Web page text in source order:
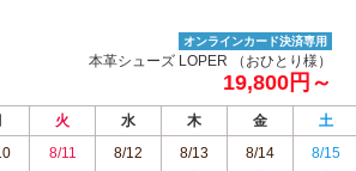
オンラインカード決済専用
本革シューズ LOPER （おひとり様）
19,800円～
火 水 木 金
土
8/11 8/12 8/13 8/14 8/15